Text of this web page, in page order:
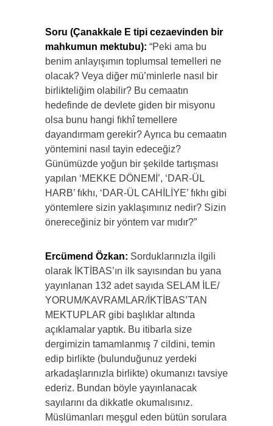
Soru (Çanakkale E tipi cezaevinden bir
mahkumun mektubu): “Peki ama bu
benim anlayışımın toplumsal temelleri ne
olacak? Veya diğer mü’minlerle nasıl bir
birlikteliğim olabilir? Bu cemaatın
hedefinde de devlete giden bir misyonu
olsa bunu hangi fıkhî temellere
dayandırmam gerekir? Ayrıca bu cemaatın
yöntemini nasıl tayin edeceğiz?
Günümüzde yoğun bir şekilde tartışması
yapılan ‘MEKKE DÖNEMİ’, ‘DAR-ÜL
HARB’ fıkhı, ‘DAR-ÜL CAHİLİYE’ fıkhı gibi
yöntemlere sizin yaklaşımınız nedir? Sizin
önereceğiniz bir yöntem var mıdır?”
Ercümend Özkan: Sorduklarınızla ilgili
olarak İKTİBAS’ın ilk sayısından bu yana
yayınlanan 132 adet sayıda SELAM İLE/
YORUM/KAVRAMLAR/İKTİBAS’TAN
MEKTUPLAR gibi başlıklar altında
açıklamalar yaptık. Bu itibarla size
dergimizin tamamlanmış 7 cildini, temin
edip birlikte (bulunduğunuz yerdeki
arkadaşlarınızla birlikte) okumanızı tavsiye
ederiz. Bundan böyle yayınlanacak
sayılarını da dikkatle okumalısınız.
Müslümanları meşgul eden bütün sorulara